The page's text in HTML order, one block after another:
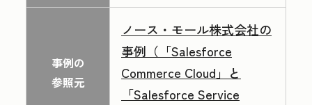
事例の
参照元
ノース・モール株式会社の
事例（「Salesforce
Commerce Cloud」と
「Salesforce Service